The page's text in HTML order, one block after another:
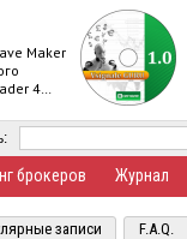
Maker
4
брокеров Журнал
записи F.A.Q.